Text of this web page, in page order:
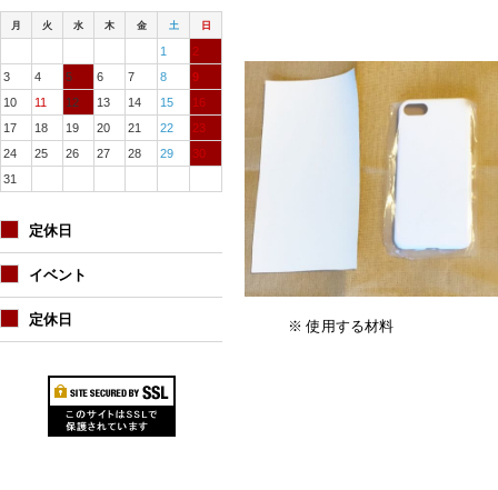
月 火 水 木 金 土 日
1
2
3
4 5 6 7 8
9
10
11 12 13 14 15
16
17
18 19 20 21 22
23
24
25 26 27 28 29
30
31
定休日
イベント
定休日 ※ 使用する材料